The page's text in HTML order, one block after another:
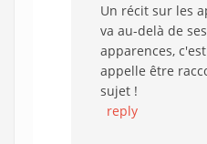
Un récit sur les
va au-delà de
apparences,
appelle être
sujet !
reply